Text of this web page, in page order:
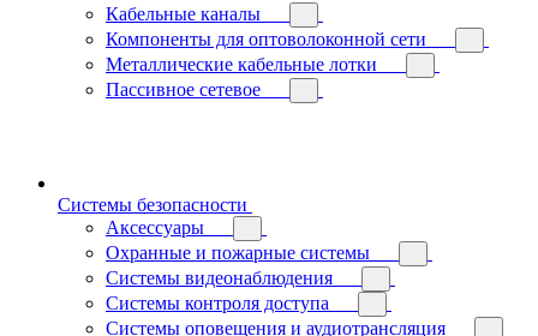
Кабельные каналы
Компоненты для оптоволоконной сети
Металлические кабельные лотки
Пассивное сетевое
Системы безопасности
Аксессуары
Охранные и пожарные системы
Системы видеонаблюдения
Системы контроля доступа
Системы оповещения и аудиотрансляция